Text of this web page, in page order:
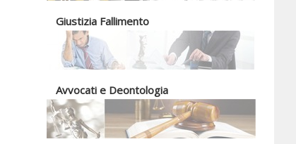
Giustizia Fallimento
Avvocati e Deontologia